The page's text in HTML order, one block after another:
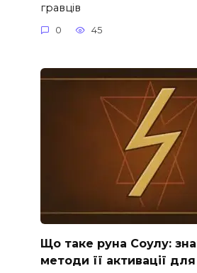
гравців
0 45
Що таке руна Соулу:
методи її активації для